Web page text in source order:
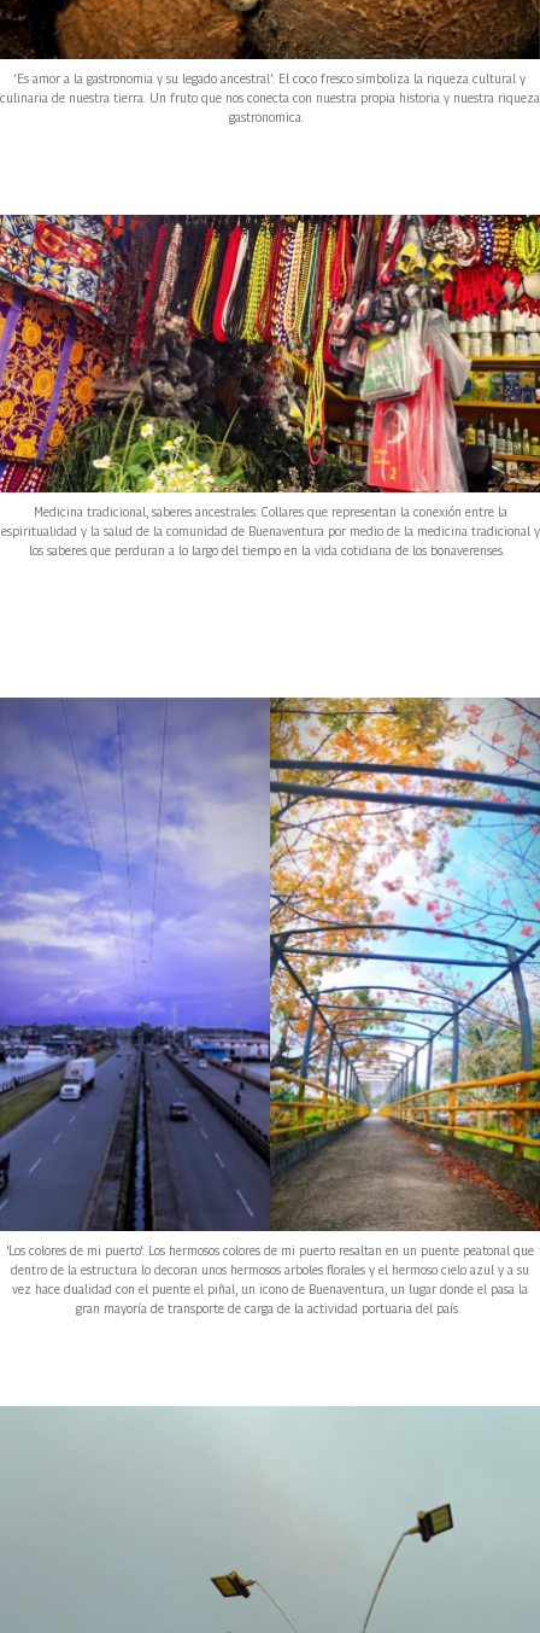
‘Es amor a la gastronomia y su legado ancestral’: El coco fresco simboliza la riqueza cultural y
culinaria de nuestra tierra. Un fruto que nos conecta con nuestra propia historia y nuestra riqueza
gastronomica.
Medicina tradicional, saberes ancestrales: Collares que representan la conexión entre la
espiritualidad y la salud de la comunidad de Buenaventura por medio de la medicina tradicional y
los saberes que perduran a lo largo del tiempo en la vida cotidiana de los bonaverenses.
'Los colores de mi puerto': Los hermosos colores de mi puerto resaltan en un puente peatonal que
dentro de la estructura lo decoran unos hermosos arboles florales y el hermoso cielo azul y a su
vez hace dualidad con el puente el piñal, un icono de Buenaventura, un lugar donde el pasa la
gran mayoría de transporte de carga de la actividad portuaria del país.